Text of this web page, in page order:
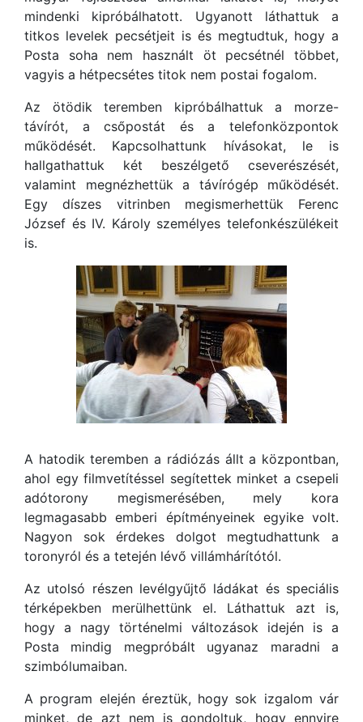
mindenki kipróbálhatott. Ugyanott láthattuk a
titkos levelek pecsétjeit is és megtudtuk, hogy a
Posta soha nem használt öt pecsétnél többet,
vagyis a hétpecsétes titok nem postai fogalom.
Az ötödik teremben kipróbálhattuk a morze-
távírót, a csőpostát és a telefonközpontok
működését. Kapcsolhattunk hívásokat, le is
hallgathattuk két beszélgető cseverészését,
valamint megnézhettük a távírógép működését.
Egy díszes vitrinben megismerhettük Ferenc
József és IV. Károly személyes telefonkészülékeit
is.
A hatodik teremben a rádiózás állt a központban,
ahol egy filmvetítéssel segítettek minket a csepeli
adótorony megismerésében, mely kora
legmagasabb emberi építményeinek egyike volt.
Nagyon sok érdekes dolgot megtudhattunk a
toronyról és a tetején lévő villámhárítótól.
Az utolsó részen levélgyűjtő ládákat és speciális
térképekben merülhettünk el. Láthattuk azt is,
hogy a nagy történelmi változások idején is a
Posta mindig megpróbált ugyanaz maradni a
szimbólumaiban.
A program elején éreztük, hogy sok izgalom vár
minket, de azt nem is gondoltuk, hogy ennyire